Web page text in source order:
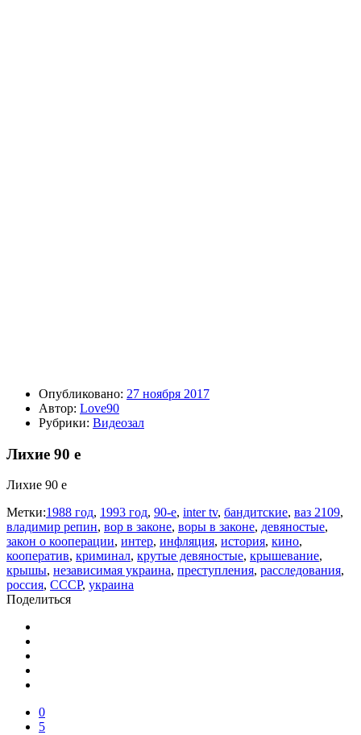
Опубликовано: 27 ноября 2017
Автор: Love90
Рубрики: Видеозал
Лихие 90 е
Лихие 90 е
Метки:1988 год, 1993 год, 90-е, inter tv, бандитские, ваз 2109,
владимир репин, вор в законе, воры в законе, девяностые,
закон о кооперации, интер, инфляция, история, кино,
кооператив, криминал, крутые девяностые, крышевание,
крышы, независимая украина, преступления, расследования,
россия, СССР, украина
Поделиться
0
5